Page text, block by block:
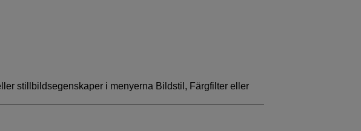
stillbildsegenskaper i menyerna Bildstil, Färgfilter eller